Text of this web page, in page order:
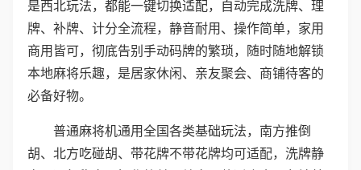
是西北玩法，都能一键切换适配，自动完成洗牌、理
牌、补牌、计分全流程，静音耐用、操作简单，家用
商用皆可，彻底告别手动码牌的繁琐，随时随地解锁
本地麻将乐趣，是居家休闲、亲友聚会、商铺待客的
必备好物。
普通麻将机通用全国各类基础玩法，南方推倒
胡、北方吃碰胡、带花牌不带花牌均可适配，洗牌静